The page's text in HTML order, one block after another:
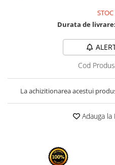
Durata de livrare:
Cod
La achizitionarea acestui
Adauga la